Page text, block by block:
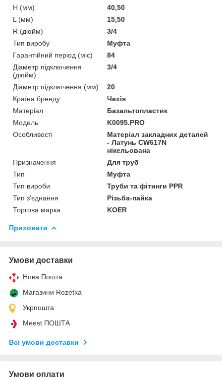
H (мм)
40,50
L (мм)
15,50
R (дюйм)
3/4
Тип виробу
Муфта
Гарантійний період (міс)
84
Діаметр підключення
(дюйм)
3/4
Діаметр підключення (мм)
20
Країна бренду
Чехія
Матеріал
Базальтопластик
Мoдель
K0095.PRO
Особливості
Матеріал закладних деталей
- Латунь CW617N
нікельована
Призначення
Для труб
Тип
Муфта
Тип вироби
Труби та фітинги PPR
Тип з'єднання
Різьба-пайка
Торгова марка
KOER
Приховати
Умови доставки
Нова Пошта
Магазини Rozetka
Укрпошта
Meest ПОШТА
Всі умови доставки
Умови оплати